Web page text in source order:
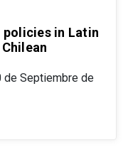
policies in Latin
de Septiembre de